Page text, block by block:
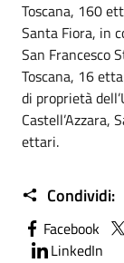
Toscana, 160
Santa Fiora, in
San Francesco
Toscana, 16
di proprietà
Castell’Azzara,
ettari.
Condividi:
Facebook
LinkedIn